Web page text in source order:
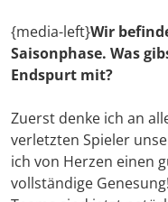
{media-left}Wir
Saisonphase. Was
Endspurt mit?
Zuerst denke ich an
verletzten Spieler
ich von Herzen einen
vollständige